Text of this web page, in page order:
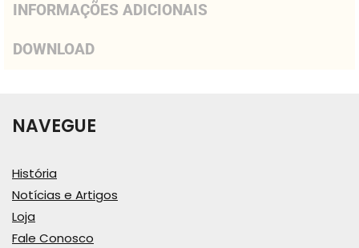
INFORMAÇÕES ADICIONAIS
DOWNLOAD
NAVEGUE
História
Notícias e Artigos
Loja
Fale Conosco